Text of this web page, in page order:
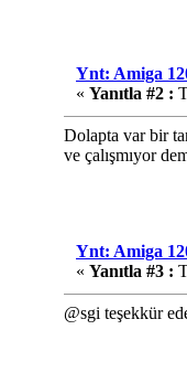
Ynt: Amiga
« Yanıtla #2 :
Dolapta var bir
ve çalışmıyor
Ynt: Amiga
« Yanıtla #3 :
@sgi teşekkür